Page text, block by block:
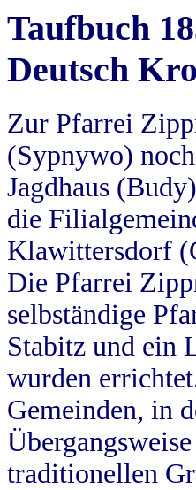
Taufbuch
Deutsch
Zur Pfarrei
(Sypnywo)
Jagdhaus
die
Klawittersdorf
Die Pfarrei
selbständige
Stabitz und ein
wurden
Gemeinden, in
traditionellen